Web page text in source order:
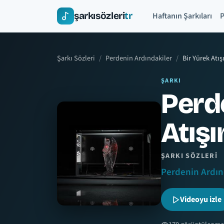
şarkısözleritr Haftanın Şarkıları
Şarkı Sözleri Perdenin Ardındakiler Bir Yürek
ŞARKI
ŞARKI SÖZLERI
Perdenin
Videoyu izle